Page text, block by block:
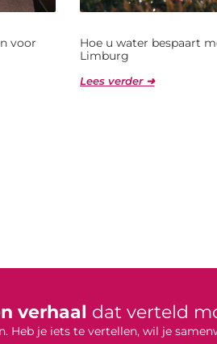
voor
Hoe u water bespaart
Limburg
Lees verder ➜
verhaal dat verteld
Heb je iets te vertellen, wil je